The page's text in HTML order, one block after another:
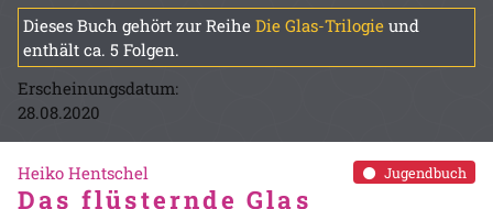
Dieses Buch gehört zur Reihe Die Glas-Trilogie und
enthält ca. 5 Folgen.
Erscheinungsdatum:
28.08.2020
Jugendbuch
Heiko Hentschel
Das flüsternde Glas